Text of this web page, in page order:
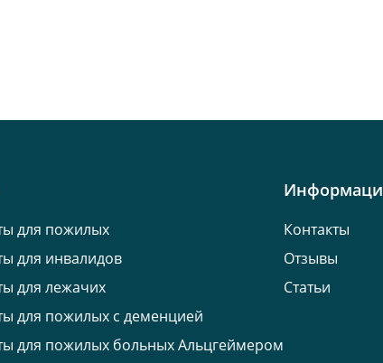
для пожилых
для инвалидов
для лежачих
для пожилых с деменцией
для пожилых больных Альцгеймером
Контакты
Отзывы
Статьи